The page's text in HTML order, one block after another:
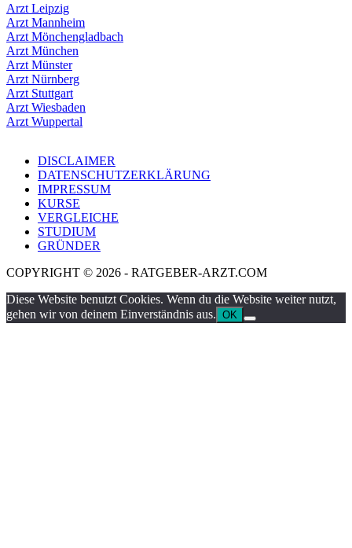
Arzt Leipzig
Arzt Mannheim
Arzt Mönchengladbach
Arzt München
Arzt Münster
Arzt Nürnberg
Arzt Stuttgart
Arzt Wiesbaden
Arzt Wuppertal
DISCLAIMER
DATENSCHUTZERKLÄRUNG
IMPRESSUM
KURSE
VERGLEICHE
STUDIUM
GRÜNDER
COPYRIGHT © 2026 - RATGEBER-ARZT.COM
Diese Website benutzt Cookies. Wenn du die Website weiter nutzt,
gehen wir von deinem Einverständnis aus. OK